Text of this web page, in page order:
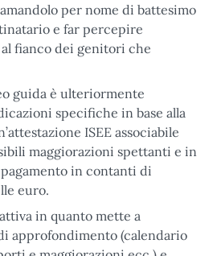
per nome di battesimo
e far percepire
al fianco dei genitori che
guida è ulteriormente
specifiche in base alla
ISEE associabile
maggiorazioni spettanti e in
in contanti di
euro.
in quanto mette a
approfondimento (calendario